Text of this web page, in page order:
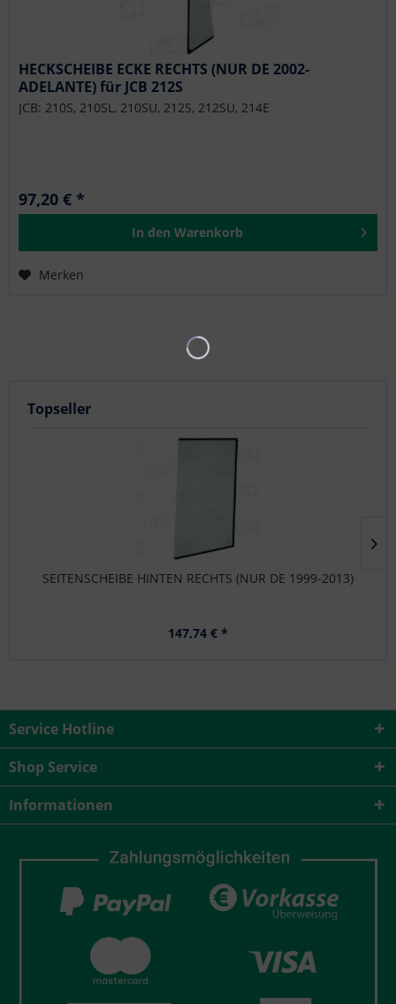
Topseller
SEITENSCHEIBE HINTEN RECHTS (NUR DE 1999-2013)
147,74 € *
HECKSCHEIBE ECKE RECHTS (NUR DE 2002-
ADELANTE) für JCB 212S
JCB: 210S, 210SL, 210SU, 212S, 212SU, 214E
97,20 € *
In den Warenkorb
Merken
Service Hotline
Shop Service
Informationen